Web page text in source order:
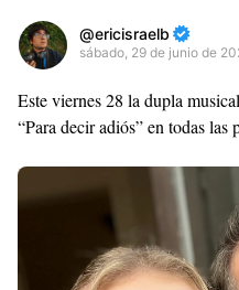
ericisraelb
sábado, 29 de junio de
Premium
By
Design
Shroff
Este viernes 28 la dupla
“Para decir adiós” en todas las